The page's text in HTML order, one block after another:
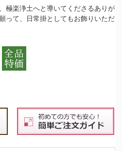
極楽浄土へと導いてくださるありが
って、日常掛としてもお飾りいただ